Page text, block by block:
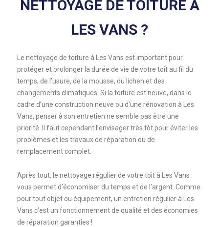
NETTOYAGE DE TOITURE À
LES VANS ?
Le nettoyage de toiture à Les Vans est important pour
protéger et prolonger la durée de vie de votre toit au fil du
temps, de l’usure, de la mousse, du lichen et des
changements climatiques. Si la toiture est neuve, dans le
cadre d’une construction neuve ou d’une rénovation à Les
Vans, penser à son entretien ne semble pas être une
priorité. Il faut cependant l’envisager très tôt pour éviter les
problèmes et les travaux de réparation ou de
remplacement complet.
Après tout, le nettoyage régulier de votre toit à Les Vans
vous permet d’économiser du temps et de l’argent. Comme
pour tout objet ou équipement, un entretien régulier à Les
Vans c’est un fonctionnement de qualité et des économies
de réparation garanties !